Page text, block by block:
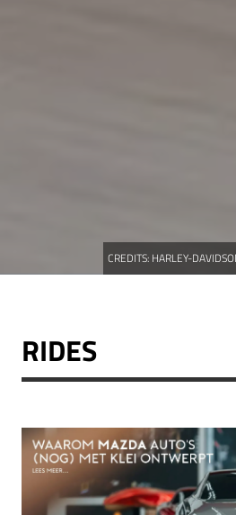
CREDITS: HARLEY-
RIDES